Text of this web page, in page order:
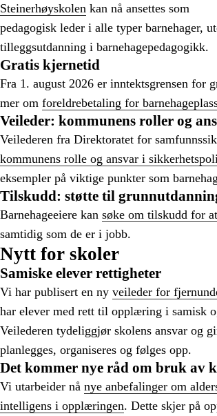
Steinerhøyskolen kan nå ansettes som
pedagogisk leder i alle typer barnehager,
tilleggsutdanning i barnehagepedagogikk.
Gratis kjernetid
Fra 1. august 2026 er inntektsgrensen for
mer om foreldrebetaling for
Veileder: kommunens roller og
Veilederen fra Direktoratet for
kommunens rolle og ansvar i
eksempler på viktige punkter som
Tilskudd: støtte til
Barnehageeiere kan søke om tilskudd for
samtidig som de er i jobb.
Nytt for skoler
Samiske elever rettigheter
Vi har publisert en ny veileder for
har elever med rett til opplæring i samisk
Veilederen tydeliggjør skolens ansvar og
planlegges, organiseres og følges opp.
Det kommer nye råd om bruk av
Vi utarbeider nå nye anbefalinger om
intelligens i opplæringen. Dette skjer på